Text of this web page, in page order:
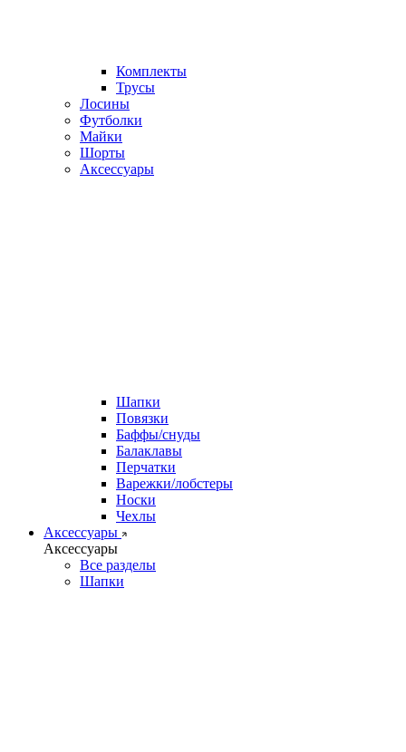
Комплекты
Трусы
Лосины
Футболки
Майки
Шорты
Аксессуары
Шапки
Повязки
Баффы/снуды
Балаклавы
Перчатки
Варежки/лобстеры
Носки
Чехлы
Аксессуары
Аксессуары
Все разделы
Шапки